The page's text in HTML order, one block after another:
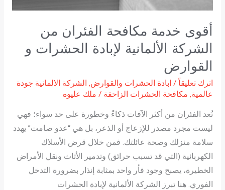
أقوى خدمة مكافحة الفئران من
الشركة الألمانية لإبادة الحشرات و
القوارض
اترك تعليقاً / ابادة الحشرات والقوارض, الشركة الالمانية جودة
عالمية, مكافحة الحشرات الزاحفة / ملك عليوه
تُعد الفئران من أكثر الآفات ذكاءً وخطورة على حد سواء؛ فهي
ليست مجرد مصدر للإزعاج أو الذعر، بل هي “عدو صامت” يهدد
سلامة منزلك وصحة عائلتك. فمن خلال قرض الأسلاك
الكهربائية (التي قد تسبب حرائق) وتدمير الأثاث ونقل الأمراض
الخطيرة، يصبح وجود فأر واحد بمثابة إنذار بضرورة التدخل
الفوري. هنا تبرز الشركة الألمانية لإبادة الحشرات
لإبادة
الحشرات
و
القوارض